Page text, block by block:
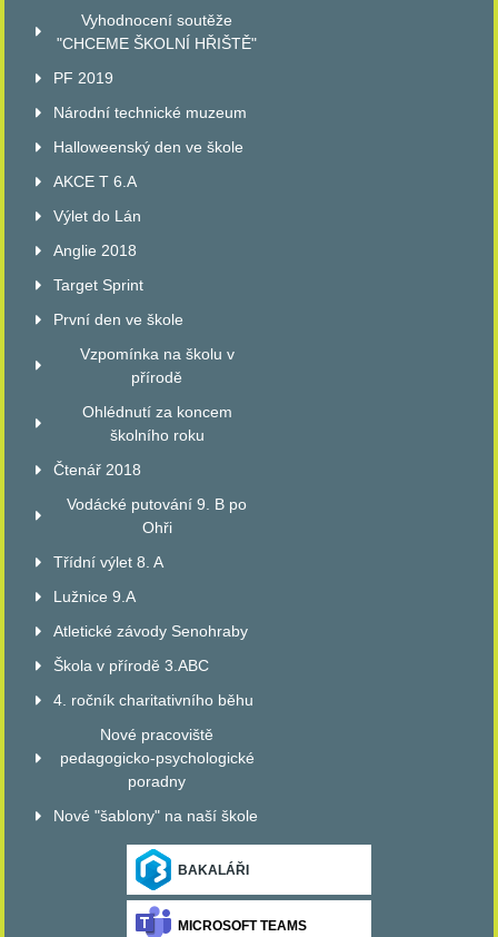
Vyhodnocení soutěže
"CHCEME ŠKOLNÍ HŘIŠTĚ"
PF 2019
Národní technické muzeum
Halloweenský den ve škole
AKCE T 6.A
Výlet do Lán
Anglie 2018
Target Sprint
První den ve škole
Vzpomínka na školu v
přírodě
Ohlédnutí za koncem
školního roku
Čtenář 2018
Vodácké putování 9. B po
Ohři
Třídní výlet 8. A
Lužnice 9.A
Atletické závody Senohraby
Škola v přírodě 3.ABC
4. ročník charitativního běhu
Nové pracoviště
pedagogicko-psychologické
poradny
Nové "šablony" na naší škole
BAKALÁŘI
MICROSOFT TEAMS